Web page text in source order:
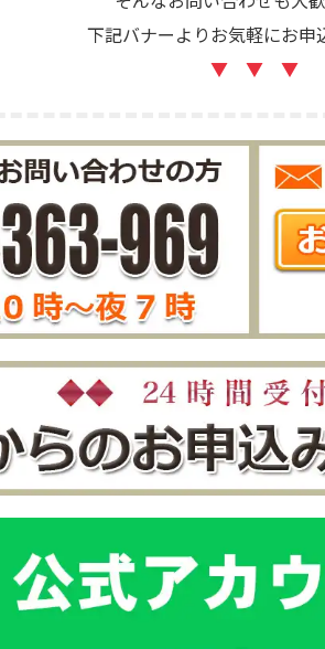
下記バナーよりお気軽にお申
▼ ▼ ▼